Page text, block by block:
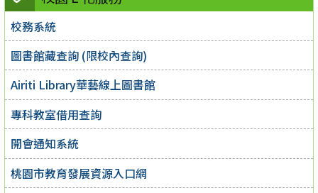
校務系統
圖書館藏查詢 (限校內查詢)
Airiti Library華藝線上圖書館
專科教室借用查詢
開會通知系統
桃園市教育發展資源入口網